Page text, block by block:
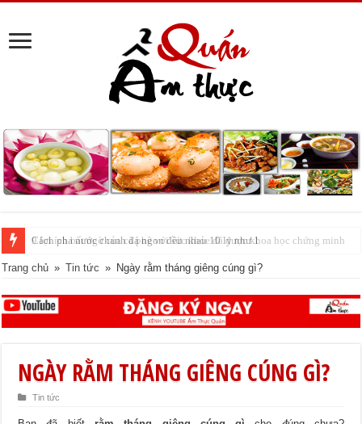
Cách pha nước chanh đá ngon đều nhau 10 ly như 1
Trang chủ » Tin tức » Ngày rằm tháng giêng cúng gì?
NGÀY RẰM THÁNG GIÊNG CÚNG GÌ?
Tin tức